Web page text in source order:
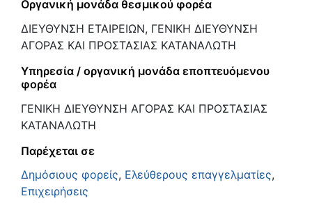
Οργανική μονάδα θεσμικού φορέα
ΔΙΕΥΘΥΝΣΗ ΕΤΑΙΡΕΙΩΝ, ΓΕΝΙΚΗ ΔΙΕΥΘΥΝΣΗ
ΑΓΟΡΑΣ ΚΑΙ ΠΡΟΣΤΑΣΙΑΣ ΚΑΤΑΝΑΛΩΤΗ
Υπηρεσία / οργανική μονάδα εποπτευόμενου
φορέα
ΓΕΝΙΚΗ ΔΙΕΥΘΥΝΣΗ ΑΓΟΡΑΣ ΚΑΙ ΠΡΟΣΤΑΣΙΑΣ
ΚΑΤΑΝΑΛΩΤΗ
Παρέχεται σε
Δημόσιους φορείς, Ελεύθερους επαγγελματίες,
Επιχειρήσεις